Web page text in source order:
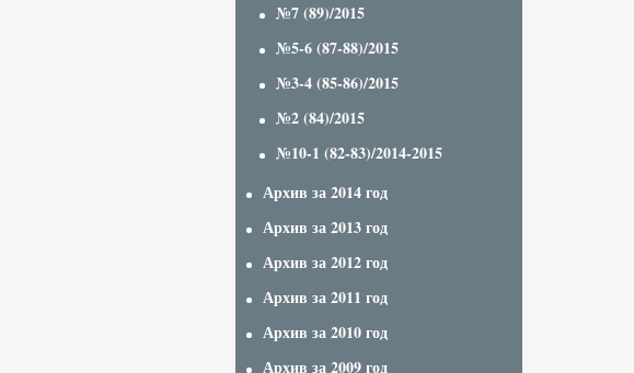
№7 (89)/2015
№5-6 (87-88)/2015
№3-4 (85-86)/2015
№2 (84)/2015
№10-1 (82-83)/2014-2015
Архив за 2014 год
Архив за 2013 год
Архив за 2012 год
Архив за 2011 год
Архив за 2010 год
Архив за 2009 год